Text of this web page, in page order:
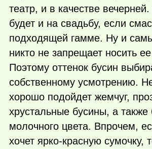
театр, и в качестве
будет и на свадьбу, если
подходящей гамме. Ну и
никто не запрещает носить
Поэтому оттенок бусин
собственному усмотрению.
хорошо подойдет жемчуг,
хрустальные бусины, а также
молочного цвета. Впрочем,
хочет ярко-красную сумочку,